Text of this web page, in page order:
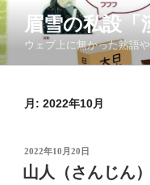
コ
ン
テ
ン
眉雪の私設「
ウェブ上に無かった熟語
月: 2022年10月
投
稿
日:
2022年10月20日
山人（さんじん